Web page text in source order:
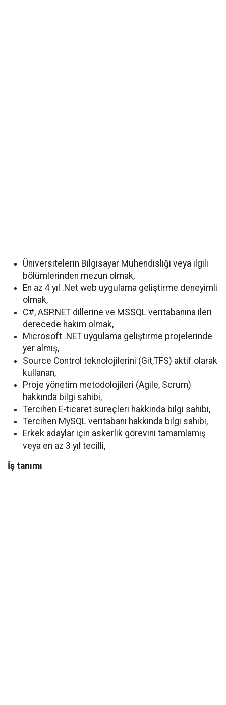
Üniversitelerin Bilgisayar Mühendisliği veya ilgili
bölümlerinden mezun olmak,
En az 4 yıl .Net web uygulama geliştirme deneyimli
olmak,
C#, ASP.NET dillerine ve MSSQL veritabanına ileri
derecede hakim olmak,
Microsoft .NET uygulama geliştirme projelerinde
yer almış,
Source Control teknolojilerini (Git,TFS) aktif olarak
kullanan,
Proje yönetim metodolojileri (Agile, Scrum)
hakkında bilgi sahibi,
Tercihen E-ticaret süreçleri hakkında bilgi sahibi,
Tercihen MySQL veritabanı hakkında bilgi sahibi,
Erkek adaylar için askerlik görevini tamamlamış
veya en az 3 yıl tecilli,
İş tanımı